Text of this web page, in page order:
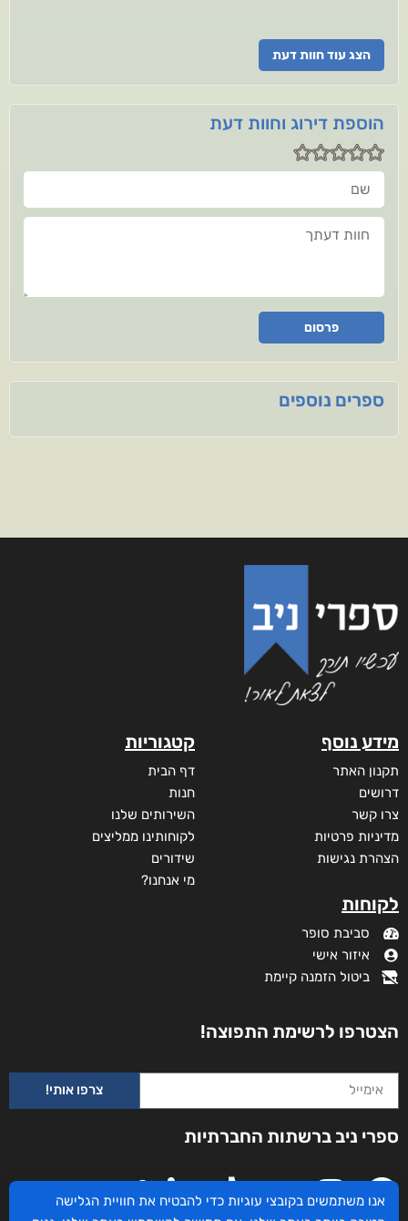
הצג עוד חוות דעת
הוספת דירוג וחוות דעת
שם
חוות דעתך
פרסום
ספרים נוספים
מידע נוסף
תקנון האתר
דרושים
צרו קשר
מדיניות פרטיות
הצהרת נגישות
לקוחות
סביבת סופר
איזור אישי
ביטול הזמנה קיימת
קטגוריות
דף הבית
חנות
השירותים שלנו
לקוחותינו ממליצים
שידורים
מי אנחנו?
הצטרפו לרשימת התפוצה!
צרפו אותי!
ספרי ניב ברשתות החברתיות
אנו משתמשים בקובצי עוגיות כדי להבטיח את חוויית הגלישה